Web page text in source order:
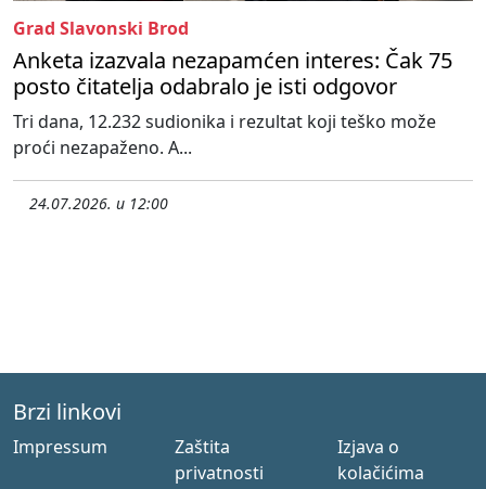
Grad Slavonski Brod
Anketa izazvala nezapamćen interes: Čak 75
posto čitatelja odabralo je isti odgovor
Tri dana, 12.232 sudionika i rezultat koji teško može
proći nezapaženo. A...
24.07.2026. u 12:00
Brzi linkovi
Impressum
Zaštita
privatnosti
Izjava o
kolačićima